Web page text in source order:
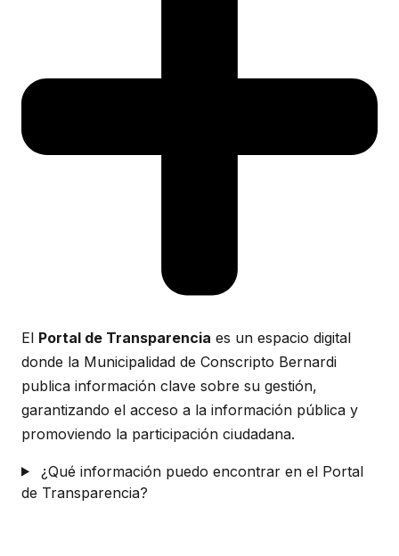
El Portal de Transparencia es un espacio digital
donde la Municipalidad de Conscripto Bernardi
publica información clave sobre su gestión,
garantizando el acceso a la información pública y
promoviendo la participación ciudadana.
¿Qué información puedo encontrar en el Portal
de Transparencia?